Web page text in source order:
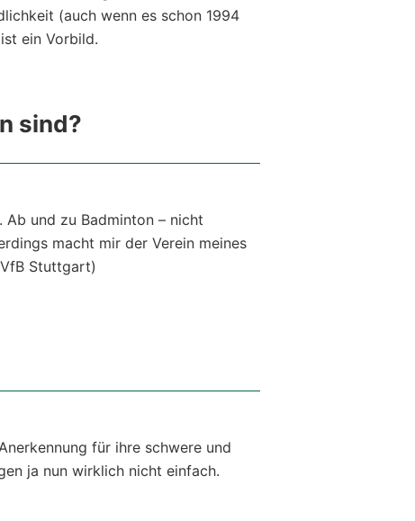
(auch wenn es schon 1994
ein Vorbild.
sind?
und zu Badminton – nicht
macht mir der Verein meines
Stuttgart)
für ihre schwere und
ja nun wirklich nicht einfach.